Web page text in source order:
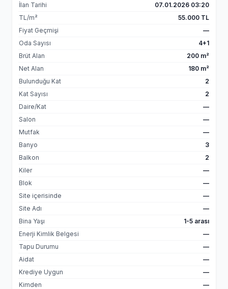
İlan Tarihi
07.01.2026 03:20
TL/m²
55.000 TL
Fiyat Geçmişi
—
Oda Sayısı
4+1
Brüt Alan
200 m²
Net Alan
180 m²
Bulunduğu Kat
2
Kat Sayısı
2
Daire/Kat
—
Salon
—
Mutfak
—
Banyo
3
Balkon
2
Kiler
—
Blok
—
Site içerisinde
—
Site Adı
—
Bina Yaşı
1-5 arası
Enerji Kimlik Belgesi
—
Tapu Durumu
—
Aidat
—
Krediye Uygun
—
Kimden
—